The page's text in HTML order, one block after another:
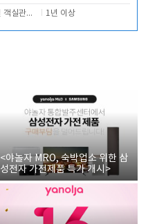
카운터 및 객실관리 전반 1년 이상
<야놀자 MRO, 숙박업소 위한 삼
성전자 가전제품 특가 개시>